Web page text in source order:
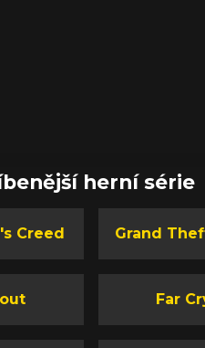
herní série
Creed Grand
Far